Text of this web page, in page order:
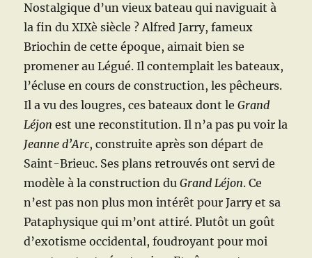
Nostalgique d’un vieux bateau qui naviguait à
la fin du XIXè siècle ? Alfred Jarry, fameux
Briochin de cette époque, aimait bien se
promener au Légué. Il contemplait les bateaux,
l’écluse en cours de construction, les pêcheurs.
Il a vu des lougres, ces bateaux dont leGrand
Léjon est une reconstitution. Il n’a pas pu voir la
Jeanne d’Arc, construite après son départ de
Saint-Brieuc. Ses plans retrouvés ont servi de
modèle à la construction duGrand Léjon. Ce
n’est pas non plus mon intérêt pour Jarry et sa
Pataphysique qui m’ont attiré. Plutôt un goût
d’exotisme occidental, foudroyant pour moi